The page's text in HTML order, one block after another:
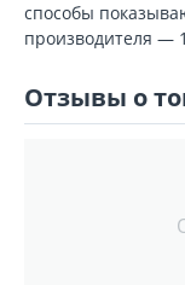
способы
производителя —
Отзывы о